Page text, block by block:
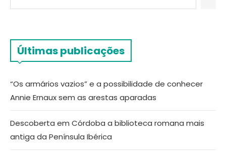
Últimas publicações
“Os armários vazios” e a possibilidade de conhecer
Annie Ernaux sem as arestas aparadas
Descoberta em Córdoba a biblioteca romana mais
antiga da Península Ibérica